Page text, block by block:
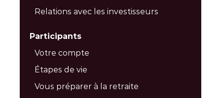
Relations avec les investisseurs
Participants
Votre compte
Étapes de vie
Vous préparer à la retraite